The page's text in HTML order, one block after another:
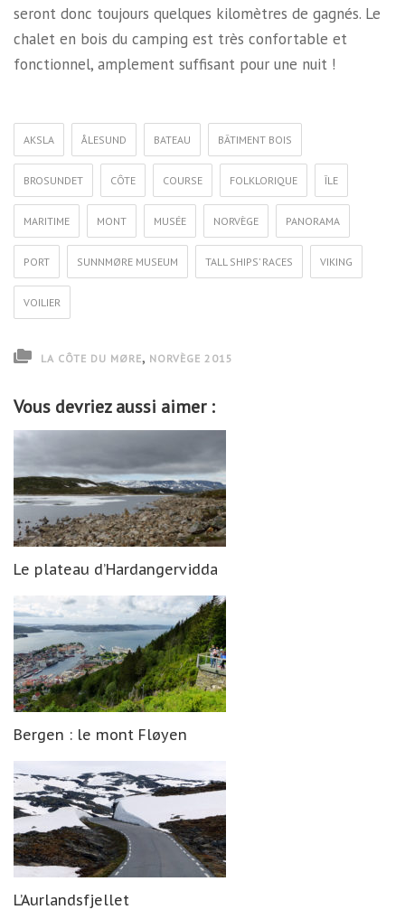
seront donc toujours quelques kilomètres de gagnés. Le
chalet en bois du camping est très confortable et
fonctionnel, amplement suffisant pour une nuit !
AKSLA ÅLESUND BATEAU BÂTIMENT BOIS
BROSUNDET CÔTE COURSE FOLKLORIQUE ÎLE
MARITIME MONT MUSÉE NORVÈGE PANORAMA
PORT SUNNMØRE MUSEUM TALL SHIPS’ RACES VIKING
VOILIER
LA CÔTE DU MØRE, NORVÈGE 2015
Vous devriez aussi aimer :
Le plateau d’Hardangervidda
Bergen : le mont Fløyen
L’Aurlandsfjellet